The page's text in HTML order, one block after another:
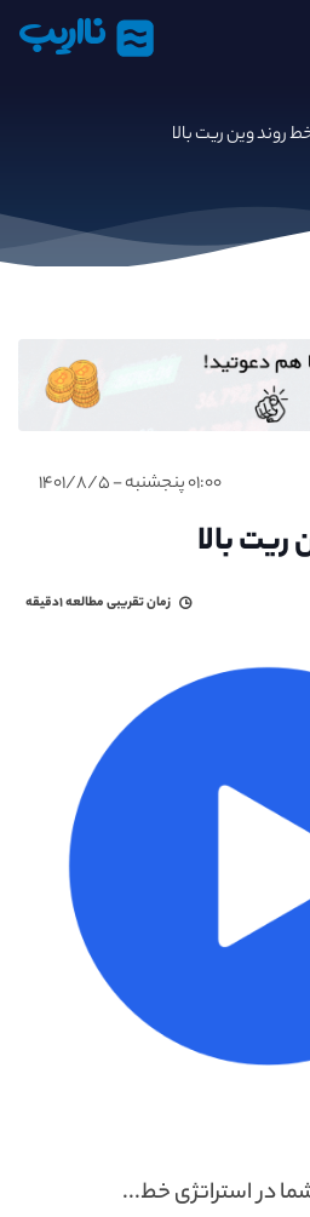
نااریب
روند وین ریت بالا
۰۱:۰۰ پنجشنبه - ۱۴۰۱/۸/۵
بالا
زمان تقریبی مطالعه۱دقیقه
در استراتژی خط...